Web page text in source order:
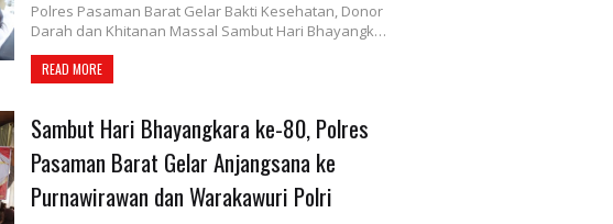
Polres Pasaman Barat Gelar Bakti Kesehatan, Donor
Darah dan Khitanan Massal Sambut Hari Bhayangk…
READ MORE
Sambut Hari Bhayangkara ke-80, Polres
Pasaman Barat Gelar Anjangsana ke
Purnawirawan dan Warakawuri Polri